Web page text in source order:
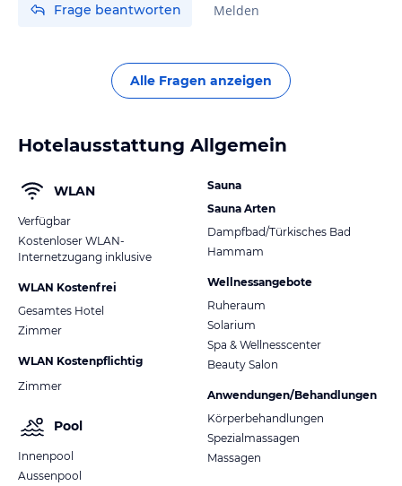
Frage beantworten Melden
Alle Fragen anzeigen
Hotelausstattung Allgemein
WLAN
Verfügbar
Kostenloser WLAN-
Internetzugang inklusive
WLAN Kostenfrei
Gesamtes Hotel
Zimmer
WLAN Kostenpflichtig
Zimmer
Pool
Innenpool
Aussenpool
Sauna
Sauna Arten
Dampfbad/Türkisches Bad
Hammam
Wellnessangebote
Ruheraum
Solarium
Spa & Wellnesscenter
Beauty Salon
Anwendungen/Behandlungen
Körperbehandlungen
Spezialmassagen
Massagen